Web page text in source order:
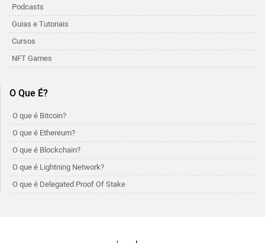
Podcasts
Guias e Tutoriais
Cursos
NFT Games
O Que É?
O que é Bitcoin?
O que é Ethereum?
O que é Blockchain?
O que é Lightning Network?
O que é Delegated Proof Of Stake